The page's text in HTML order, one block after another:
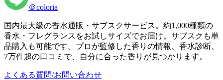
＠coloria
国内最大級の香水通販・サブスクサービス。約1,000種類の
香水・フレグランスをお試しサイズでお届け。サブスクも単
品購入も可能です。プロが監修した香りの情報、香水診断、
7万件超の口コミで、自分に合った香りが見つかります。
よくある質問/お問い合わせ